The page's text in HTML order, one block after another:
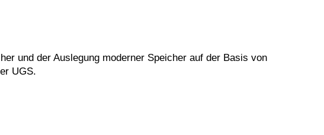
und der Auslegung moderner Speicher auf der Basis von
UGS.